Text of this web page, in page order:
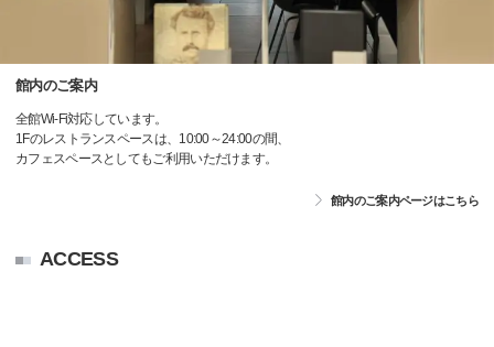
館内のご案内
全館Wi-Fi対応しています。
1Fのレストランスペースは、10:00～24:00の間、
カフェスペースとしてもご利用いただけます。
館内のご案内ページはこちら
ACCESS